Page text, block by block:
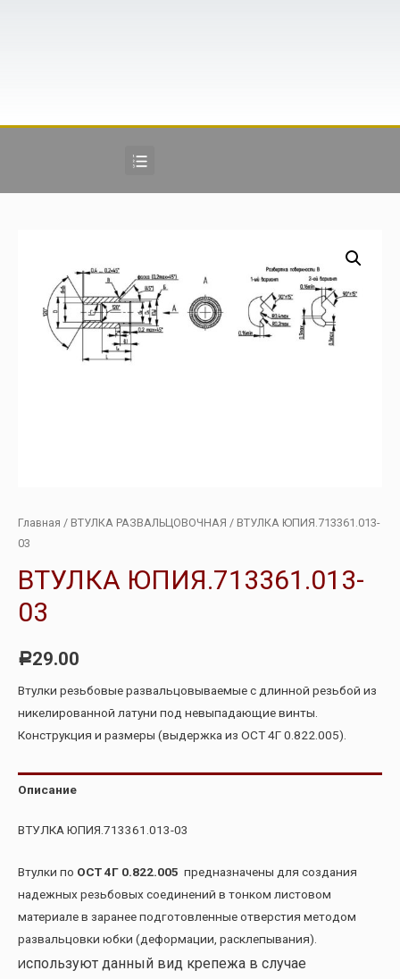
Главная / ВТУЛКА РАЗВАЛЬЦОВОЧНАЯ / ВТУЛКА ЮПИЯ.713361.013-
03
ВТУЛКА ЮПИЯ.713361.013-
03
Р29.00
Втулки резьбовые развальцовываемые с длинной резьбой из
никелированной латуни под невыпадающие винты.
Конструкция и размеры (выдержка из ОСТ 4Г 0.822.005).
Описание
ВТУЛКА ЮПИЯ.713361.013-03
Втулки по ОСТ 4Г 0.822.005 предназначены для создания
надежных резьбовых соединений в тонком листовом
материале в заранее подготовленные отверстия методом
развальцовки юбки (деформации, расклепывания).
Используют данный вид крепежа в случае